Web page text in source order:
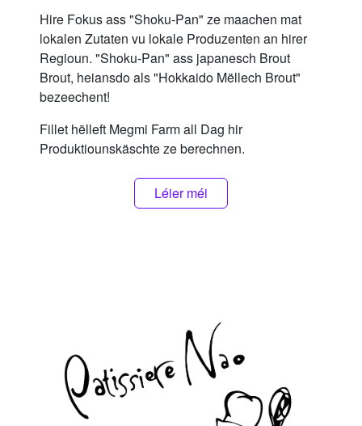
Hire Fokus ass "Shoku-Pan" ze maachen mat
lokalen Zutaten vu lokale Produzenten an hirer
Regioun. "Shoku-Pan" ass japanesch Brout
Brout, heiansdo als "Hokkaido Mëllech Brout"
bezeechent!
Fillet hëlleft Megmi Farm all Dag hir
Produktiounskäschte ze berechnen.
Léier méi